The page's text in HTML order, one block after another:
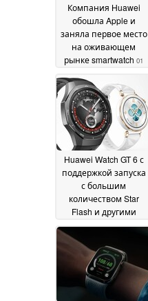
Компания Huawei
обошла Apple и
заняла первое место
на оживающем
рынке smartwatch 01
Huawei Watch GT 6 с
поддержкой запуска
с большим
количеством Star
Flash и другими
цветами22 July 2025